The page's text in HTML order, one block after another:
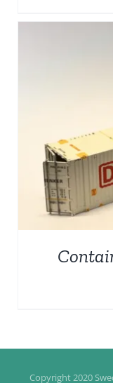
Copyright 2020